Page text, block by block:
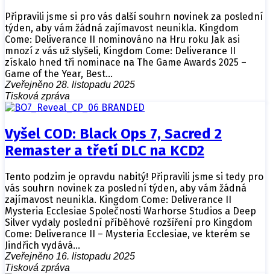
Připravili jsme si pro vás další souhrn novinek za poslední
týden, aby vám žádná zajímavost neunikla. Kingdom
Come: Deliverance II nominováno na Hru roku Jak asi
mnozí z vás už slyšeli, Kingdom Come: Deliverance II
získalo hned tři nominace na The Game Awards 2025 –
Game of the Year, Best…
Zveřejněno 28. listopadu 2025
Tisková zpráva
Vyšel COD: Black Ops 7, Sacred 2
Remaster a třetí DLC na KCD2
Tento podzim je opravdu nabitý! Připravili jsme si tedy pro
vás souhrn novinek za poslední týden, aby vám žádná
zajímavost neunikla. Kingdom Come: Deliverance II
Mysteria Ecclesiae Společnosti Warhorse Studios a Deep
Silver vydaly poslední příběhové rozšíření pro Kingdom
Come: Deliverance II – Mysteria Ecclesiae, ve kterém se
Jindřich vydává…
Zveřejněno 16. listopadu 2025
Tisková zpráva